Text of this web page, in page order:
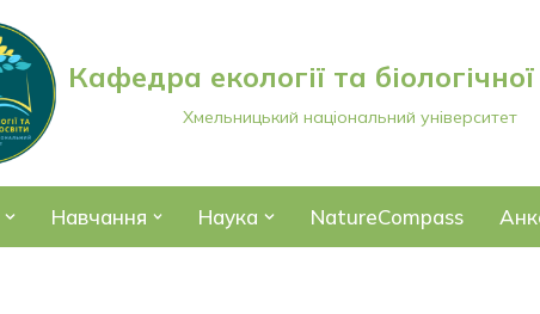
Кафедра екології та біологічної
Хмельницький національний університет
Навчання Наука NatureCompass